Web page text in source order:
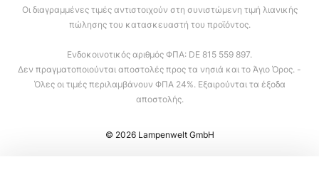
Οι διαγραμμένες τιμές αντιστοιχούν στη συνιστώμενη τιμή λιανικής
πώλησης του κατασκευαστή του προϊόντος.
Ενδοκοινοτικός αριθμός ΦΠΑ: DE 815 559 897.
Δεν πραγματοποιούνται αποστολές προς τα νησιά και το Άγιο Όρος. -
Όλες οι τιμές περιλαμβάνουν ΦΠΑ 24%. Εξαιρούνται τα έξοδα
αποστολής.
© 2026 Lampenwelt GmbH